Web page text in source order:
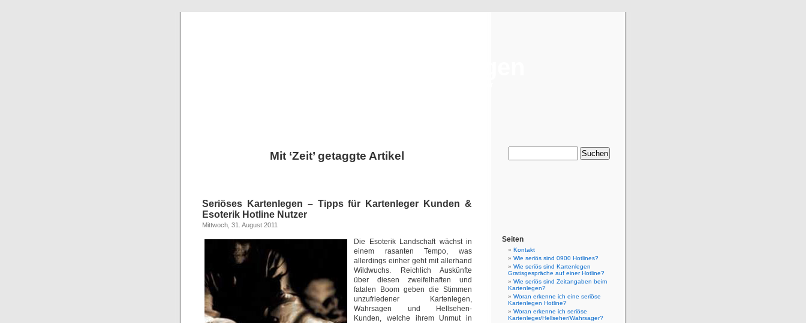
Mit ‘Zeit’ getaggte Artikel
Seriöses Kartenlegen – Tipps für Kartenleger Kunden &
Esoterik Hotline Nutzer
Mittwoch, 31. August 2011
Die Esoterik Landschaft wächst in
einem rasanten Tempo, was
allerdings einher geht mit allerhand
Wildwuchs. Reichlich Auskünfte
über diesen zweifelhaften und
fatalen Boom geben die Stimmen
unzufriedener Kartenlegen,
Wahrsagen und Hellsehen-
Kunden, welche ihrem Unmut in
Seiten
Kontakt
Wie seriös sind 0900 Hotlines?
Wie seriös sind Kartenlegen
Gratisgespräche auf einer Hotline?
Wie seriös sind Zeitangaben beim
Kartenlegen?
Woran erkenne ich eine seriöse
Kartenlegen Hotline?
Woran erkenne ich seriöse
Kartenleger/Hellseher/Wahrsager?